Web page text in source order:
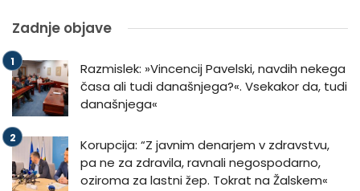
Zadnje objave
Razmislek: »Vincencij Pavelski, navdih nekega
časa ali tudi današnjega?«. Vsekakor da, tudi
današnjega«
Korupcija: “Z javnim denarjem v zdravstvu,
pa ne za zdravila, ravnali negospodarno,
oziroma za lastni žep. Tokrat na Žalskem«